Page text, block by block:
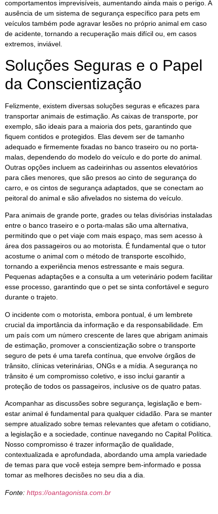
comportamentos imprevisíveis, aumentando ainda mais o perigo. A
ausência de um sistema de segurança específico para pets em
veículos também pode agravar lesões no próprio animal em caso
de acidente, tornando a recuperação mais difícil ou, em casos
extremos, inviável.
Soluções Seguras e o Papel
da Conscientização
Felizmente, existem diversas soluções seguras e eficazes para
transportar animais de estimação. As caixas de transporte, por
exemplo, são ideais para a maioria dos pets, garantindo que
fiquem contidos e protegidos. Elas devem ser de tamanho
adequado e firmemente fixadas no banco traseiro ou no porta-
malas, dependendo do modelo do veículo e do porte do animal.
Outras opções incluem as cadeirinhas ou assentos elevatórios
para cães menores, que são presos ao cinto de segurança do
carro, e os cintos de segurança adaptados, que se conectam ao
peitoral do animal e são afivelados no sistema do veículo.
Para animais de grande porte, grades ou telas divisórias instaladas
entre o banco traseiro e o porta-malas são uma alternativa,
permitindo que o pet viaje com mais espaço, mas sem acesso à
área dos passageiros ou ao motorista. É fundamental que o tutor
acostume o animal com o método de transporte escolhido,
tornando a experiência menos estressante e mais segura.
Pequenas adaptações e a consulta a um veterinário podem facilitar
esse processo, garantindo que o pet se sinta confortável e seguro
durante o trajeto.
O incidente com o motorista, embora pontual, é um lembrete
crucial da importância da informação e da responsabilidade. Em
um país com um número crescente de lares que abrigam animais
de estimação, promover a conscientização sobre o transporte
seguro de pets é uma tarefa contínua, que envolve órgãos de
trânsito, clínicas veterinárias, ONGs e a mídia. A segurança no
trânsito é um compromisso coletivo, e isso inclui garantir a
proteção de todos os passageiros, inclusive os de quatro patas.
Acompanhar as discussões sobre segurança, legislação e bem-
estar animal é fundamental para qualquer cidadão. Para se manter
sempre atualizado sobre temas relevantes que afetam o cotidiano,
a legislação e a sociedade, continue navegando no Capital Política.
Nosso compromisso é trazer informação de qualidade,
contextualizada e aprofundada, abordando uma ampla variedade
de temas para que você esteja sempre bem-informado e possa
tomar as melhores decisões no seu dia a dia.
Fonte: https://oantagonista.com.br